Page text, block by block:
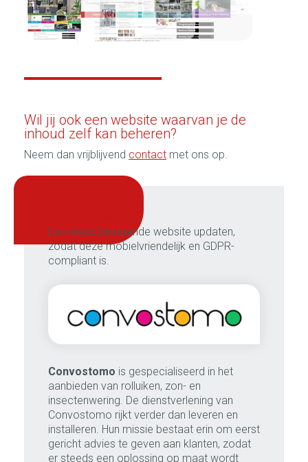
Een reeds bestaande website updaten,
zodat deze mobielvriendelijk en GDPR-
compliant is.
Convostomo is gespecialiseerd in het
aanbieden van rolluiken, zon- en
insectenwering. De dienstverlening van
Convostomo rijkt verder dan leveren en
installeren. Hun missie bestaat erin om eerst
gericht advies te geven aan klanten, zodat
er steeds een oplossing op maat wordt
1/4
Wil jij ook een website waarvan je de
inhoud zelf kan beheren?
Neem dan vrijblijvend contact met ons op.